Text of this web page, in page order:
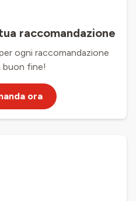
raccomandazione
ogni raccomandazione
buon fine!
ora